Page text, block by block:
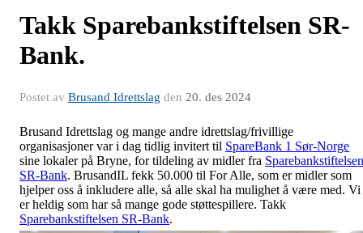
Takk Sparebankstiftelsen SR-
Bank.
Postet av Brusand Idrettslag den 20. des 2024
Brusand Idrettslag og mange andre idrettslag/frivillige
organisasjoner var i dag tidlig invitert til SpareBank 1 Sør-Norge
sine lokaler på Bryne, for tildeling av midler fra Sparebankstiftelsen
SR-Bank. BrusandIL fekk 50.000 til For Alle, som er midler som
hjelper oss å inkludere alle, så alle skal ha mulighet å være med. Vi
er heldig som har så mange gode støttespillere. Takk
Sparebankstiftelsen SR-Bank.